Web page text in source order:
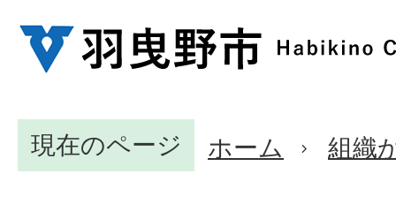
現在のページ ホーム 組織